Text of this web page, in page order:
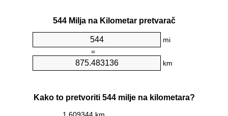
544 Milja na Kilometar pretvarač
mi
=
km
Kako to pretvoriti 544 milje na kilometara?